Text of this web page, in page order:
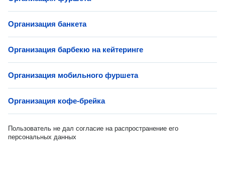
Организация банкета
Организация барбекю на кейтеринге
Организация мобильного фуршета
Организация кофе-брейка
Пользователь не дал согласие на распространение его
персональных данных